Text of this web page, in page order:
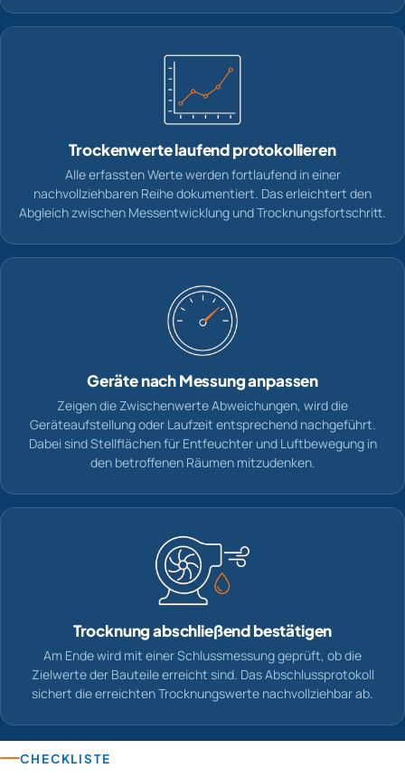
Trockenwerte laufend protokollieren
Alle erfassten Werte werden fortlaufend in einer
nachvollziehbaren Reihe dokumentiert. Das erleichtert den
Abgleich zwischen Messentwicklung und Trocknungsfortschritt.
Geräte nach Messung anpassen
Zeigen die Zwischenwerte Abweichungen, wird die
Geräteaufstellung oder Laufzeit entsprechend nachgeführt.
Dabei sind Stellflächen für Entfeuchter und Luftbewegung in
den betroffenen Räumen mitzudenken.
Trocknung abschließend bestätigen
Am Ende wird mit einer Schlussmessung geprüft, ob die
Zielwerte der Bauteile erreicht sind. Das Abschlussprotokoll
sichert die erreichten Trocknungswerte nachvollziehbar ab.
CHECKLISTE